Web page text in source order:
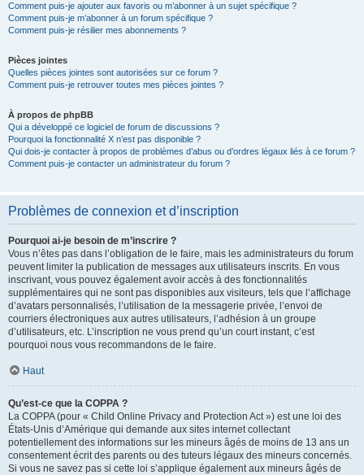
Comment puis-je ajouter aux favoris ou m’abonner à un sujet spécifique ?
Comment puis-je m’abonner à un forum spécifique ?
Comment puis-je résilier mes abonnements ?
Pièces jointes
Quelles pièces jointes sont autorisées sur ce forum ?
Comment puis-je retrouver toutes mes pièces jointes ?
À propos de phpBB
Qui a développé ce logiciel de forum de discussions ?
Pourquoi la fonctionnalité X n’est pas disponible ?
Qui dois-je contacter à propos de problèmes d’abus ou d’ordres légaux liés à ce forum ?
Comment puis-je contacter un administrateur du forum ?
Problèmes de connexion et d’inscription
Pourquoi ai-je besoin de m’inscrire ?
Vous n’êtes pas dans l’obligation de le faire, mais les administrateurs du forum
peuvent limiter la publication de messages aux utilisateurs inscrits. En vous
inscrivant, vous pouvez également avoir accès à des fonctionnalités
supplémentaires qui ne sont pas disponibles aux visiteurs, tels que l’affichage
d’avatars personnalisés, l’utilisation de la messagerie privée, l’envoi de
courriers électroniques aux autres utilisateurs, l’adhésion à un groupe
d’utilisateurs, etc. L’inscription ne vous prend qu’un court instant, c’est
pourquoi nous vous recommandons de le faire.
Haut
Qu’est-ce que la COPPA ?
La COPPA (pour « Child Online Privacy and Protection Act ») est une loi des
États-Unis d’Amérique qui demande aux sites internet collectant
potentiellement des informations sur les mineurs âgés de moins de 13 ans un
consentement écrit des parents ou des tuteurs légaux des mineurs concernés.
Si vous ne savez pas si cette loi s’applique également aux mineurs âgés de